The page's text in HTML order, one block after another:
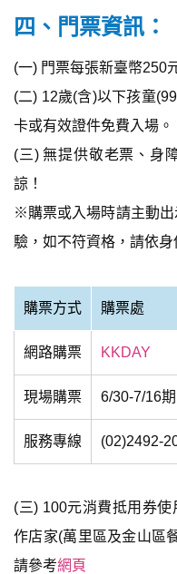
四、門票資訊：
(一) 門票每張新臺幣250
(二) 12歲(含)以下孩童
卡或有效證件免費入場。
(三) 無提供敬老票、身
諒！
※購票或入場時請主動
驗，如不符資格，請依身
購票方式 購票處
網路購票 KKDAY
現場購票 6/30-7/16
服務專線 (02)2492-
(三) 100元消費抵用券
作店家(萬里區及金山區
請參考網頁